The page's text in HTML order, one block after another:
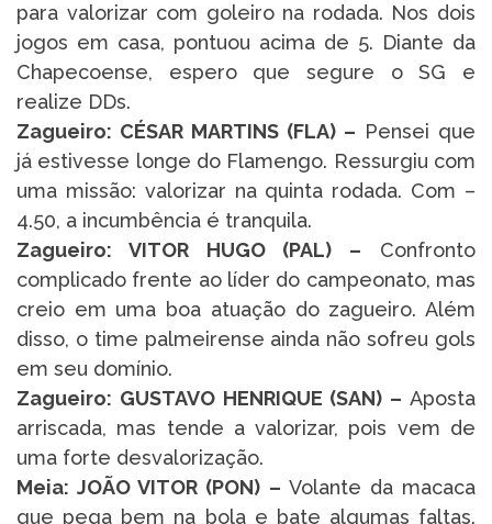
para valorizar com goleiro na rodada. Nos dois
jogos em casa, pontuou acima de 5. Diante da
Chapecoense, espero que segure o SG e
realize DDs.
Zagueiro: CÉSAR MARTINS (FLA) – Pensei que
já estivesse longe do Flamengo. Ressurgiu com
uma missão: valorizar na quinta rodada. Com –
4.50, a incumbência é tranquila.
Zagueiro: VITOR HUGO (PAL) – Confronto
complicado frente ao líder do campeonato, mas
creio em uma boa atuação do zagueiro. Além
disso, o time palmeirense ainda não sofreu gols
em seu domínio.
Zagueiro: GUSTAVO HENRIQUE (SAN) – Aposta
arriscada, mas tende a valorizar, pois vem de
uma forte desvalorização.
Meia: JOÃO VITOR (PON) – Volante da macaca
que pega bem na bola e bate algumas faltas.